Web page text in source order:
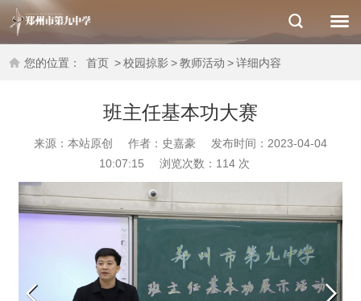
您的位置： 首页 >校园掠影 >教师活动 >详细内容
班主任基本功大赛
来源：本站原创 作者：史嘉豪
发布时间：2023-04-04
10:07:15
浏览次数： 114 次